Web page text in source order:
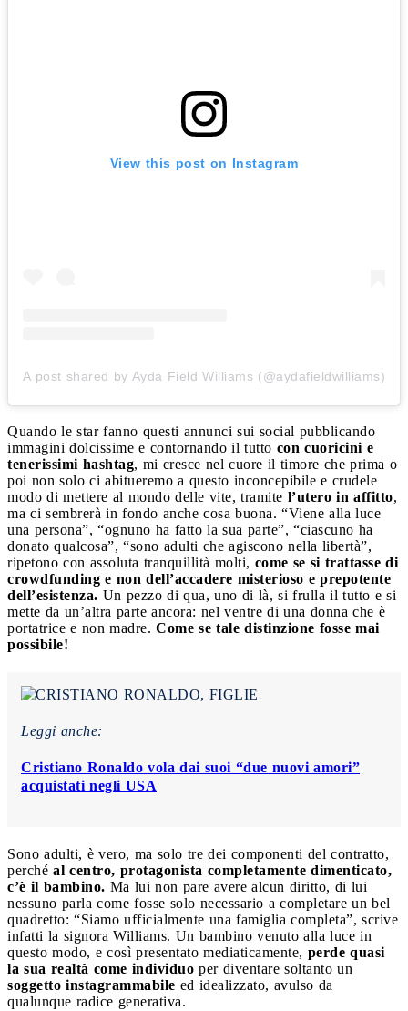
View this post on Instagram
A post shared by Ayda Field Williams (@aydafieldwilliams)
Quando le star fanno questi annunci sui social pubblicando
immagini dolcissime e contornando il tutto con cuoricini e
tenerissimi hashtag, mi cresce nel cuore il timore che prima o
poi non solo ci abitueremo a questo inconcepibile e crudele
modo di mettere al mondo delle vite, tramite l’utero in affitto,
ma ci sembrerà in fondo anche cosa buona. “Viene alla luce
una persona”, “ognuno ha fatto la sua parte”, “ciascuno ha
donato qualcosa”, “sono adulti che agiscono nella libertà”,
ripetono con assoluta tranquillità molti, come se si trattasse di
crowdfunding e non dell’accadere misterioso e prepotente
dell’esistenza. Un pezzo di qua, uno di là, si frulla il tutto e si
mette da un’altra parte ancora: nel ventre di una donna che è
portatrice e non madre. Come se tale distinzione fosse mai
possibile!
Leggi anche:
Cristiano Ronaldo vola dai suoi “due nuovi amori”
acquistati negli USA
Sono adulti, è vero, ma solo tre dei componenti del contratto,
perché al centro, protagonista completamente dimenticato,
c’è il bambino. Ma lui non pare avere alcun diritto, di lui
nessuno parla come fosse solo necessario a completare un bel
quadretto: “Siamo ufficialmente una famiglia completa”, scrive
infatti la signora Williams. Un bambino venuto alla luce in
questo modo, e così presentato mediaticamente, perde quasi
la sua realtà come individuo per diventare soltanto un
soggetto instagrammabile ed idealizzato, avulso da
qualunque radice generativa.